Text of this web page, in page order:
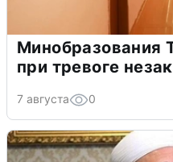
Минобразования
при тревоге
7 августа 0